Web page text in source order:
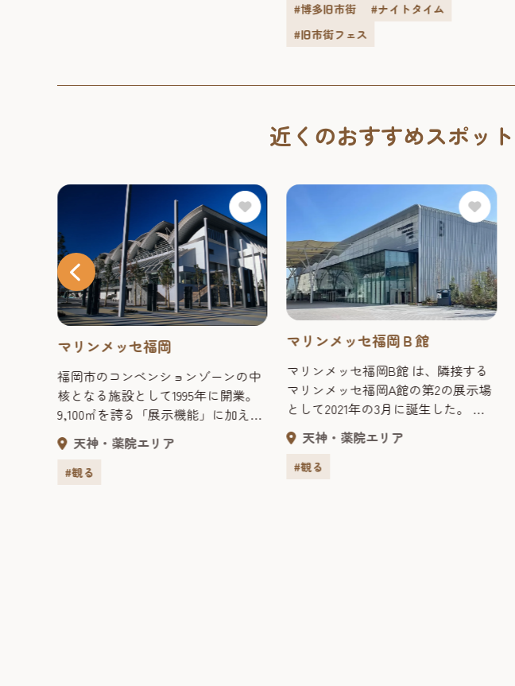
#博多旧市街
#ナイトタイム
#旧市街フェス
近くのおすすめスポット
マリンメッセ福岡
福岡市のコンベンションゾーンの中
核となる施設として1995年に開業。
9,100㎡を誇る「展示機能」に加え、
スポーツ競技の会場としての「ア
リーナ機能」、そしてハイレベルな
音響環境を備えた「ホール機能」と
天神・薬院エリア
#観る
マリンメッセ福岡Ｂ館
マリンメッセ福岡B館 は、隣接する
マリンメッセ福岡A館の第2の展示場
として2021年の3月に誕生した。
5000㎡の無柱大空間を有する多目的
展示室は、最⼤6千⼈収容ができ多種
多様な催事に対応可能。
天神・薬院エリア
#観る